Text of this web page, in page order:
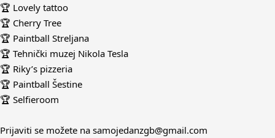
🏆 Lovely tattoo
🏆 Cherry Tree
🏆 Paintball Streljana
🏆 Tehnički muzej Nikola Tesla
🏆 Riky’s pizzeria
🏆 Paintball Šestine
🏆 Selfieroom
Prijaviti se možete na samojedanzgb@gmail.com